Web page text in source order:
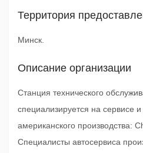
Территория
Минск.
Описание организации
Станция технического
специализируется на сервисе
американского производства:
Специалисты автосервиса